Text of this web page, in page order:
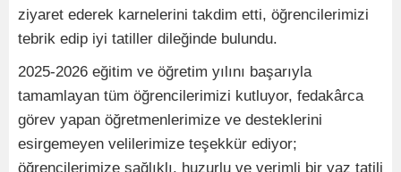
ziyaret ederek karnelerini takdim etti, öğrencilerimizi
tebrik edip iyi tatiller dileğinde bulundu.
2025-2026 eğitim ve öğretim yılını başarıyla
tamamlayan tüm öğrencilerimizi kutluyor, fedakârca
görev yapan öğretmenlerimize ve desteklerini
esirgemeyen velilerimize teşekkür ediyor;
öğrencilerimize sağlıklı, huzurlu ve verimli bir yaz tatili